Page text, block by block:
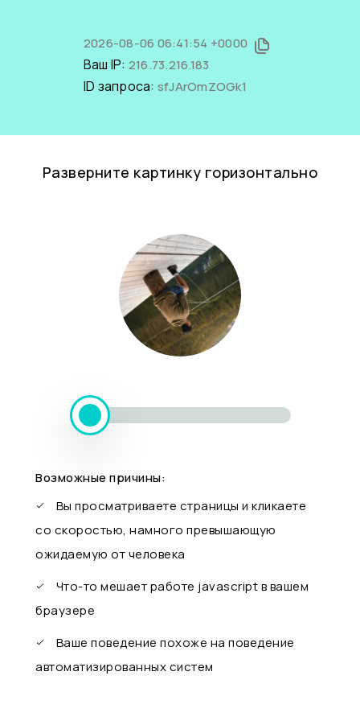
2026-08-06 06:41:54 +0000
Ваш IP: 216.73.216.183
ID запроса: sfJArOmZOGk1
Разверните картинку горизонтально
Возможные причины:
Вы просматриваете страницы и кликаете
со скоростью, намного превышающую
ожидаемую от человека
Что-то мешает работе javascript в вашем
браузере
Ваше поведение похоже на поведение
автоматизированных систем